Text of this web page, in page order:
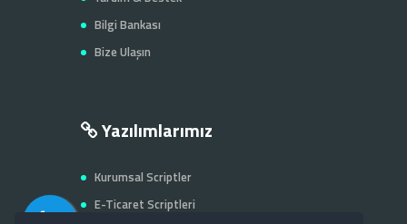
Bilgi Bankası
Bize Ulaşın
Yazılımlarımız
Kurumsal Scriptler
E-Ticaret Scriptleri